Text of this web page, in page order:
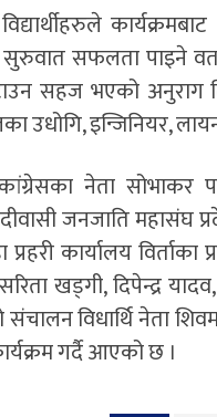
सफलता पाइने
सहज भएको अनुराग
उधोगि, इन्जिनियर,
नेता सोभाकर
जनजाति महासंघ
कार्यालय
खड्गी, दिपेन्द्र
संचालन विधार्थि नेता
गर्दै आएको छ ।